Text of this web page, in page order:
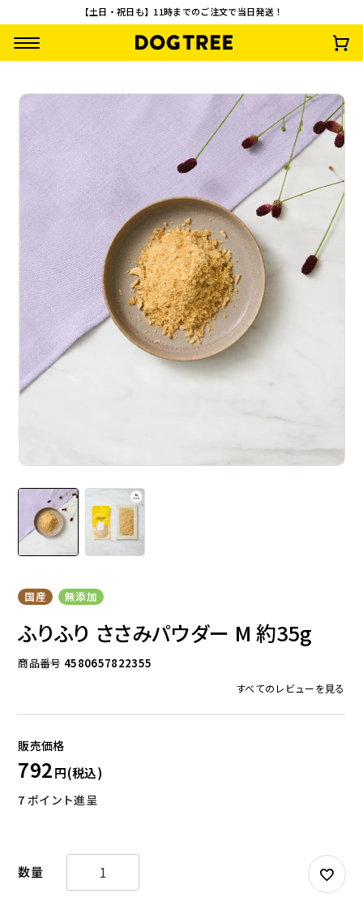
【土日・祝日も】11時までのご注文で当日発送！
ふりふり うなぎパ
ウダー M 約35g
792 (税込)
ふりふり 鮭(さけ)そ
ぼろ M 約35g
¥891 (税込)
バナナチップス S 2
0g
¥495 (税込)
フリーズドライ ひ
きわり納豆 M 約
(税込)
お試しセット
国産 無添加
ふりふり ささみパウダー M 約35g
商品番号 4580657822355
すべてのレビューを見る
792
7 ポイント進呈